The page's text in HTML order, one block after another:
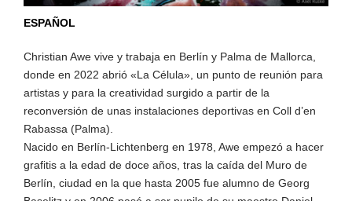
ESPAÑOL
Christian Awe vive y trabaja en Berlín y Palma de Mallorca,
donde en 2022 abrió «La Célula», un punto de reunión para
artistas y para la creatividad surgido a partir de la
reconversión de unas instalaciones deportivas en Coll d’en
Rabassa (Palma).
Nacido en Berlín-Lichtenberg en 1978, Awe empezó a hacer
grafitis a la edad de doce años, tras la caída del Muro de
Berlín, ciudad en la que hasta 2005 fue alumno de Georg